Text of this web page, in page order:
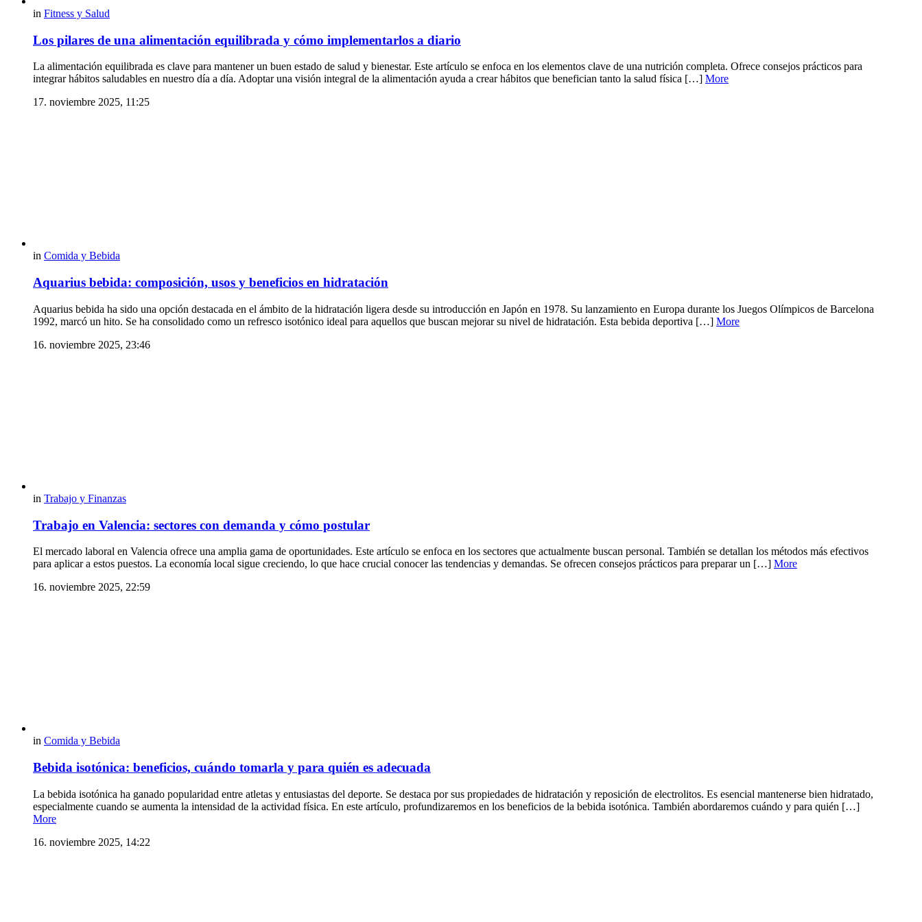
in Fitness y Salud
Los pilares de una alimentación equilibrada y cómo implementarlos a diario
La alimentación equilibrada es clave para mantener un buen estado de salud y bienestar. Este artículo se enfoca en los elementos clave de una nutrición completa. Ofrece consejos prácticos para
integrar hábitos saludables en nuestro día a día. Adoptar una visión integral de la alimentación ayuda a crear hábitos que benefician tanto la salud física […] More
17. noviembre 2025, 11:25
in Comida y Bebida
Aquarius bebida: composición, usos y beneficios en hidratación
Aquarius bebida ha sido una opción destacada en el ámbito de la hidratación ligera desde su introducción en Japón en 1978. Su lanzamiento en Europa durante los Juegos Olímpicos de Barcelona
1992, marcó un hito. Se ha consolidado como un refresco isotónico ideal para aquellos que buscan mejorar su nivel de hidratación. Esta bebida deportiva […] More
16. noviembre 2025, 23:46
in Trabajo y Finanzas
Trabajo en Valencia: sectores con demanda y cómo postular
El mercado laboral en Valencia ofrece una amplia gama de oportunidades. Este artículo se enfoca en los sectores que actualmente buscan personal. También se detallan los métodos más efectivos
para aplicar a estos puestos. La economía local sigue creciendo, lo que hace crucial conocer las tendencias y demandas. Se ofrecen consejos prácticos para preparar un […] More
16. noviembre 2025, 22:59
in Comida y Bebida
Bebida isotónica: beneficios, cuándo tomarla y para quién es adecuada
La bebida isotónica ha ganado popularidad entre atletas y entusiastas del deporte. Se destaca por sus propiedades de hidratación y reposición de electrolitos. Es esencial mantenerse bien hidratado,
especialmente cuando se aumenta la intensidad de la actividad física. En este artículo, profundizaremos en los beneficios de la bebida isotónica. También abordaremos cuándo y para quién […]
More
16. noviembre 2025, 14:22